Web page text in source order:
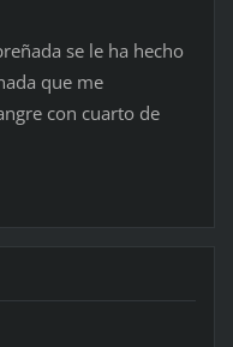
se le ha hecho
que me
con cuarto de